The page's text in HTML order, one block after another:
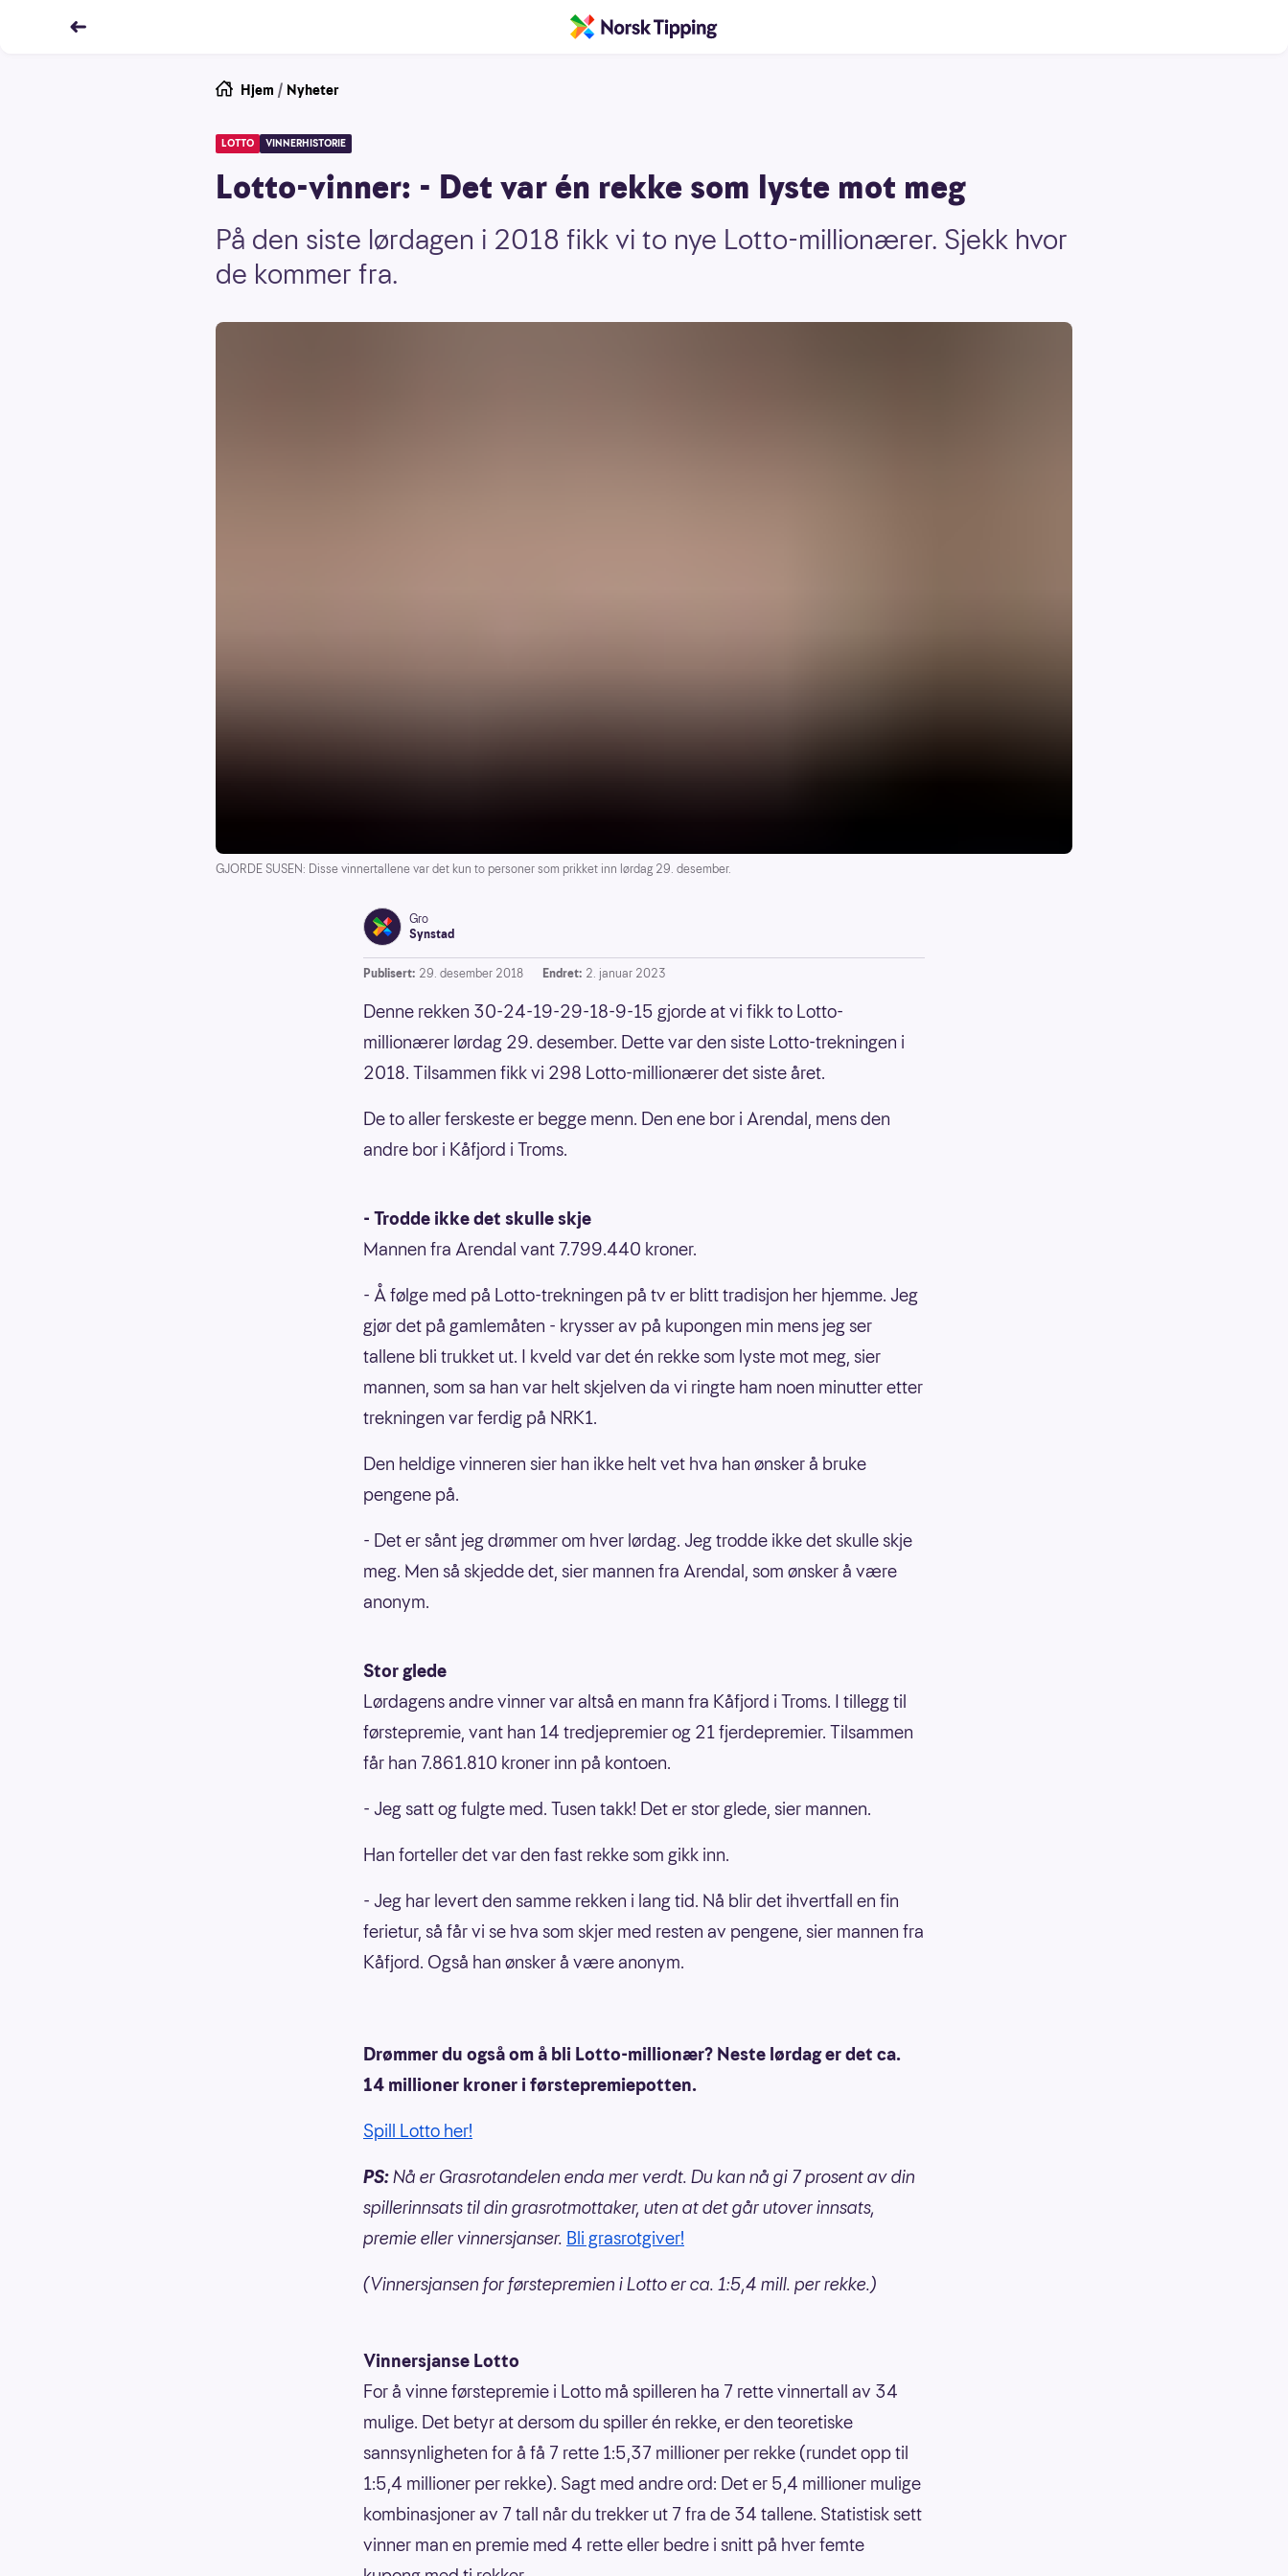
Hjem / Nyheter
LOTTO VINNERHISTORIE
Lotto-vinner: - Det var én rekke som lyste mot meg
På den siste lørdagen i 2018 fikk vi to nye Lotto-millionærer. Sjekk hvor
de kommer fra.
GJORDE SUSEN: Disse vinnertallene var det kun to personer som prikket inn lørdag 29. desember.
Gro
Synstad
Publisert: 29. desember 2018 Endret: 2. januar 2023
Denne rekken 30-24-19-29-18-9-15 gjorde at vi fikk to Lotto-
millionærer lørdag 29. desember. Dette var den siste Lotto-trekningen i
2018. Tilsammen fikk vi 298 Lotto-millionærer det siste året.
De to aller ferskeste er begge menn. Den ene bor i Arendal, mens den
andre bor i Kåfjord i Troms.
- Trodde ikke det skulle skje
Mannen fra Arendal vant 7.799.440 kroner.
- Å følge med på Lotto-trekningen på tv er blitt tradisjon her hjemme. Jeg
gjør det på gamlemåten - krysser av på kupongen min mens jeg ser
tallene bli trukket ut. I kveld var det én rekke som lyste mot meg, sier
mannen, som sa han var helt skjelven da vi ringte ham noen minutter etter
trekningen var ferdig på NRK1.
Den heldige vinneren sier han ikke helt vet hva han ønsker å bruke
pengene på.
- Det er sånt jeg drømmer om hver lørdag. Jeg trodde ikke det skulle skje
meg. Men så skjedde det, sier mannen fra Arendal, som ønsker å være
anonym.
Stor glede
Lørdagens andre vinner var altså en mann fra Kåfjord i Troms. I tillegg til
førstepremie, vant han 14 tredjepremier og 21 fjerdepremier. Tilsammen
får han 7.861.810 kroner inn på kontoen.
- Jeg satt og fulgte med. Tusen takk! Det er stor glede, sier mannen.
Han forteller det var den fast rekke som gikk inn.
- Jeg har levert den samme rekken i lang tid. Nå blir det ihvertfall en fin
ferietur, så får vi se hva som skjer med resten av pengene, sier mannen fra
Kåfjord. Også han ønsker å være anonym.
Drømmer du også om å bli Lotto-millionær? Neste lørdag er det ca.
14 millioner kroner i førstepremiepotten.
Spill Lotto her!
PS:Nå er Grasrotandelen enda mer verdt. Du kan nå gi 7 prosent av din
spillerinnsats til din grasrotmottaker, uten at det går utover innsats,
premie eller vinnersjanser. Bli grasrotgiver!
(Vinnersjansen for førstepremien i Lotto er ca. 1:5,4 mill. per rekke.)
Vinnersjanse Lotto
For å vinne førstepremie i Lotto må spilleren ha 7 rette vinnertall av 34
mulige. Det betyr at dersom du spiller én rekke, er den teoretiske
sannsynligheten for å få 7 rette 1:5,37 millioner per rekke (rundet opp til
1:5,4 millioner per rekke). Sagt med andre ord: Det er 5,4 millioner mulige
kombinasjoner av 7 tall når du trekker ut 7 fra de 34 tallene. Statistisk sett
vinner man en premie med 4 rette eller bedre i snitt på hver femte